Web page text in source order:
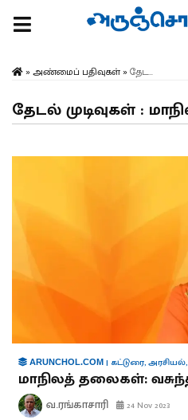
» அண்மைப் பதிவுகள்» தேட...
தேடல் முடிவுகள் :
ARUNCHOL.COM | கட்டுரை,அரசியல்,
மாநிலத் தலைகள்:
வ.ரங்காசாரி 24 Nov 2023